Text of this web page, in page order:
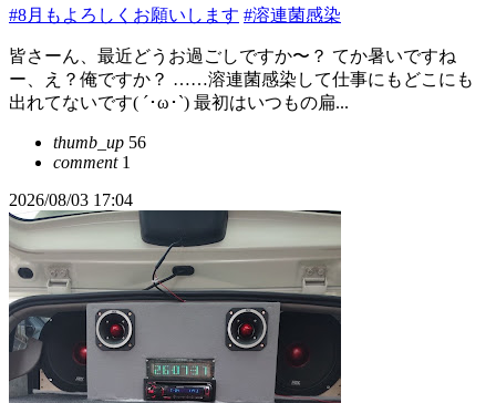
#8月もよろしくお願いします #溶連菌感染
皆さーん、最近どうお過ごしですか〜？ てか暑いですね
ー、え？俺ですか？ ……溶連菌感染して仕事にもどこにも
出れてないです( ´･ω･`) 最初はいつもの扁...
thumb_up 56
comment1
2026/08/03 17:04